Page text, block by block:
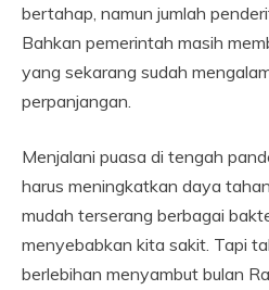
bertahap, namun jumlah
Bahkan pemerintah masih
yang sekarang sudah
perpanjangan.
Menjalani puasa di tengah
harus meningkatkan daya
mudah terserang berbagai
menyebabkan kita sakit. Tapi
berlebihan menyambut bulan